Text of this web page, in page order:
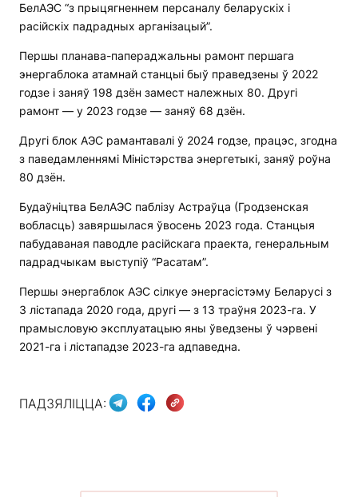
БелАЭС “з прыцягненнем персаналу беларускіх і
расійскіх падрадных арганізацый”.
Першы планава-папераджальны рамонт першага
энергаблока атамнай станцыі быў праведзены ў 2022
годзе і заняў 198 дзён замест належных 80. Другі
рамонт — у 2023 годзе — заняў 68 дзён.
Другі блок АЭС рамантавалі ў 2024 годзе, працэс, згодна
з паведамленнямі Міністэрства энергетыкі, заняў роўна
80 дзён.
Будаўніцтва БелАЭС паблізу Астраўца (Гродзенская
вобласць) завяршылася ўвосень 2023 года. Станцыя
пабудаваная паводле расійскага праекта, генеральным
падрадчыкам выступіў “Расатам”.
Першы энергаблок АЭС сілкуе энергасістэму Беларусі з
3 лістапада 2020 года, другі — з 13 траўня 2023-га. У
прамысловую эксплуатацыю яны ўведзены ў чэрвені
2021-га і лістападзе 2023-га адпаведна.
ПАДЗЯЛІЦЦА: